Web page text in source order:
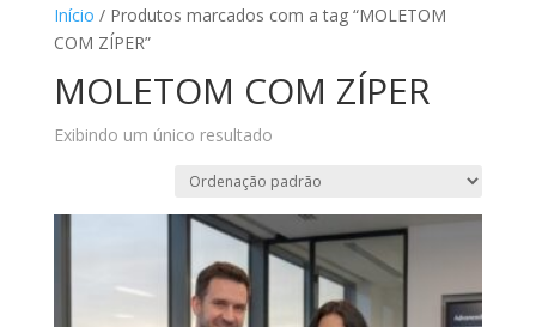
Início / Produtos marcados com a tag “MOLETOM
COM ZÍPER”
MOLETOM COM ZÍPER
Exibindo um único resultado